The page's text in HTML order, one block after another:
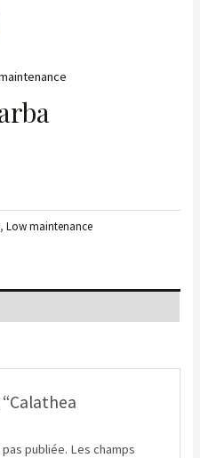
,Low maintenance
publiée. Les champs